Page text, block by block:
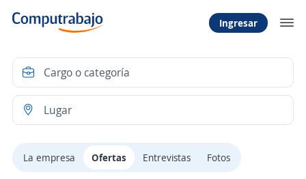
Ingresar
La empresa Ofertas Entrevistas Fotos